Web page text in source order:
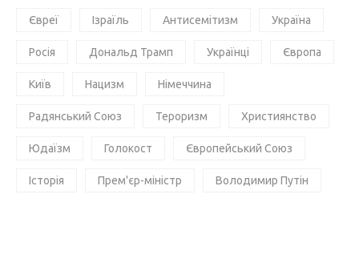
Євреї Ізраїль Антисемітизм Україна
Росія Дональд Трамп Українці Європа
Київ Нацизм Німеччина
Радянський Союз Тероризм Християнство
Юдаїзм Голокост Європейський Союз
Історія Прем'єр-міністр Володимир Путін